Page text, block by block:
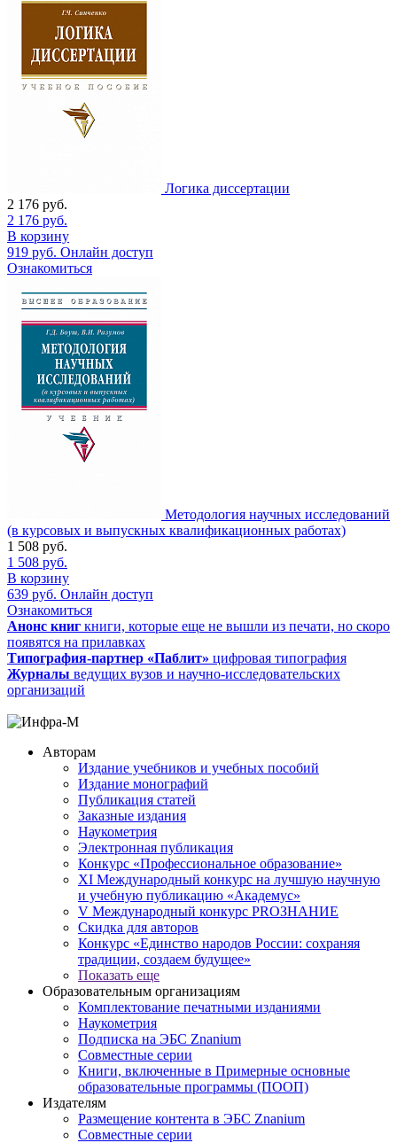
Логика диссертации
2 176 руб.
2 176 руб.
В корзину
919 руб. Онлайн доступ
Ознакомиться
Методология научных исследований
(в курсовых и выпускных квалификационных работах)
1 508 руб.
1 508 руб.
В корзину
639 руб. Онлайн доступ
Ознакомиться
Анонс книг книги, которые еще не вышли из печати, но скоро
появятся на прилавках
Типография-партнер «Паблит» цифровая типография
Журналы ведущих вузов и научно-исследовательских
организаций
Авторам
Издание учебников и учебных пособий
Издание монографий
Публикация статей
Заказные издания
Наукометрия
Электронная публикация
Конкурс «Профессиональное образование»
XI Международный конкурс на лучшую научную
и учебную публикацию «Академус»
V Международный конкурс PROЗНАНИЕ
Скидка для авторов
Конкурс «Единство народов России: сохраняя
традиции, создаем будущее»
Показать еще
Образовательным организациям
Комплектование печатными изданиями
Наукометрия
Подписка на ЭБС Znanium
Совместные серии
Книги, включенные в Примерные основные
образовательные программы (ПООП)
Издателям
Размещение контента в ЭБС Znanium
Совместные серии